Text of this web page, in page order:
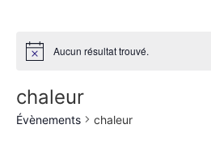
Aucun résultat trouvé.
chaleur
Évènements chaleur